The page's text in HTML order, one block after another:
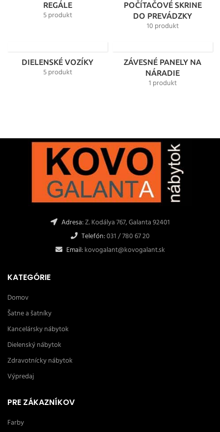
REGÁLE
5 produkt
POČÍTAČOVÉ SKRINE
DO PREVÁDZKY
10 produkt
DIELENSKÉ VOZÍKY
5 produkt
ZÁVESNÉ PANELY NA
NÁRADIE
1 produkt
Adresa:Z. Kodálya 767, Galanta 92401
Telefón:031 / 780 67 20
Email:kovogalant@kovogalant.sk
KATEGÓRIE
Domov
Šatne a šatníky
Kancelársky nábytok
Dielenský nábytok
Zdravotnícky nábytok
Výpredaj
PRE ZÁKAZNÍKOV
Farby